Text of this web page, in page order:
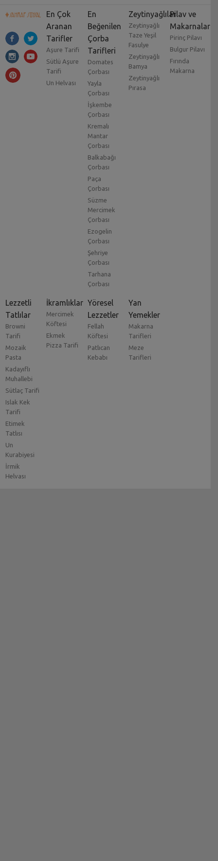
En Çok
Aranan
Tarifler
Aşure Tarifi
Sütlü Aşure
Tarifi
Un Helvası
En
Beğenilen
Çorba
Tarifleri
Domates
Çorbası
Yayla
Çorbası
İşkembe
Çorbası
Kremalı
Mantar
Çorbası
Balkabağı
Çorbası
Paça
Çorbası
Süzme
Mercimek
Çorbası
Ezogelin
Çorbası
Şehriye
Çorbası
Tarhana
Çorbası
Zeytinyağlılar
Zeytinyağlı
Taze Yeşil
Fasulye
Zeytinyağlı
Bamya
Zeytinyağlı
Pırasa
Pilav ve
Makarnalar
Pirinç Pilavı
Bulgur Pilavı
Fırında
Makarna
Lezzetli
Tatlılar
Browni
Tarifi
Mozaik
Pasta
Kadayıflı
Muhallebi
Sütlaç Tarifi
Islak Kek
Tarifi
Etimek
Tatlısı
Un
Kurabiyesi
İrmik
Helvası
İkramlıklar
Mercimek
Köftesi
Ekmek
Pizza Tarifi
Yöresel
Lezzetler
Fellah
Köftesi
Patlıcan
Kebabı
Yan
Yemekler
Makarna
Tarifleri
Meze
Tarifleri